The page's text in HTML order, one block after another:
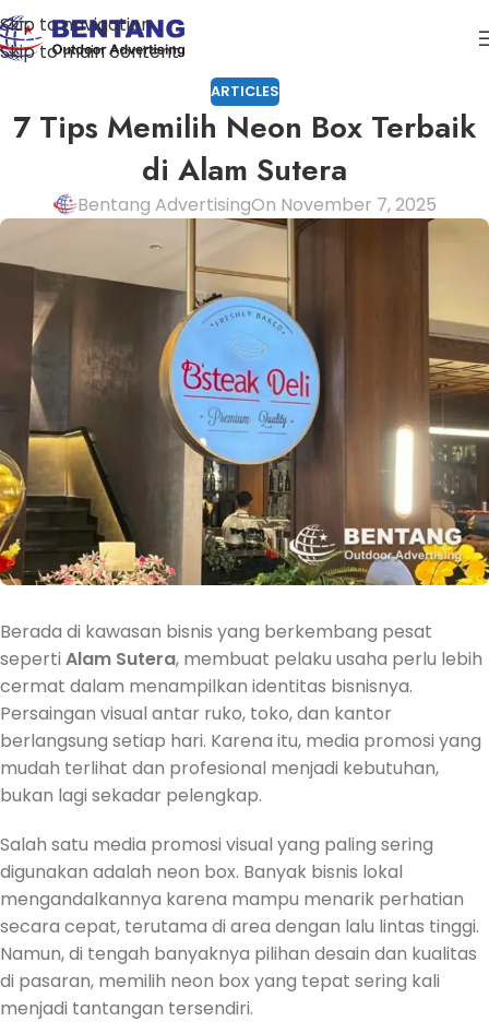
Skip to navigation
Skip to main content
ARTICLES
7 Tips Memilih Neon Box Terbaik
di Alam Sutera
Bentang AdvertisingOn November 7, 2025
Berada di kawasan bisnis yang berkembang pesat
seperti Alam Sutera, membuat pelaku usaha perlu lebih
cermat dalam menampilkan identitas bisnisnya.
Persaingan visual antar ruko, toko, dan kantor
berlangsung setiap hari. Karena itu, media promosi yang
mudah terlihat dan profesional menjadi kebutuhan,
bukan lagi sekadar pelengkap.
Salah satu media promosi visual yang paling sering
digunakan adalah neon box. Banyak bisnis lokal
mengandalkannya karena mampu menarik perhatian
secara cepat, terutama di area dengan lalu lintas tinggi.
Namun, di tengah banyaknya pilihan desain dan kualitas
di pasaran, memilih neon box yang tepat sering kali
menjadi tantangan tersendiri.